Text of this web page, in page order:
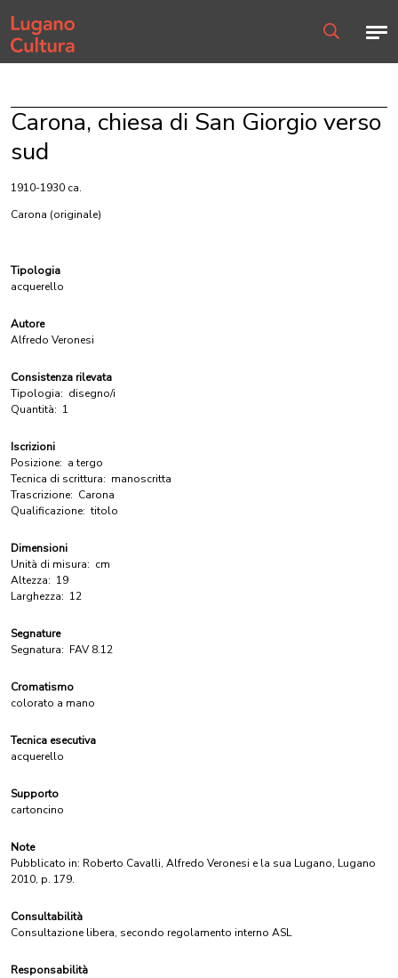
Home page
Carona, chiesa di San Giorgio verso
sud
1910-1930 ca.
Carona (originale)
Tipologia
acquerello
Autore
Alfredo Veronesi
Consistenza rilevata
Tipologia: disegno/i
Quantità: 1
Iscrizioni
Posizione: a tergo
Tecnica di scrittura: manoscritta
Trascrizione: Carona
Qualificazione: titolo
Dimensioni
Unità di misura: cm
Altezza: 19
Larghezza: 12
Segnature
Segnatura: FAV 8.12
Cromatismo
colorato a mano
Tecnica esecutiva
acquerello
Supporto
cartoncino
Note
Pubblicato in: Roberto Cavalli, Alfredo Veronesi e la sua Lugano, Lugano
2010, p. 179.
Consultabilità
Consultazione libera, secondo regolamento interno ASL
Responsabilità